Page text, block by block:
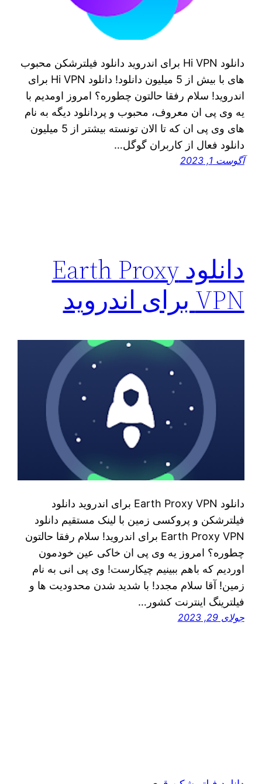
دانلود Hi VPN برای اندروید دانلود فیلترشکن محبوب
های با بیش از 5 میلیون دانلود! دانلود Hi VPN برای
اندروید! سلام رفقا حالتون چطوره؟ امروز اومدیم با
یه وی پی ان معروف، محبوب و پردانلود دیگه به نام
های وی پی ان که تا الان تونسته بیشتر از 5 میلیون
دانلود فعال از کاربران گوگل…
آگوست 1, 2023
دانلود Earth Proxy
VPN برای اندروید
دانلود Earth Proxy VPN برای اندروید دانلود
فیلترشکن و پروکسی زمین با لینک مستقیم دانلود
Earth Proxy VPN برای اندروید! سلام رفقا حالتون
چطوره؟ امروز یه وی پی ان خاکی عین خودمون
اوردیم که باهم ببینیم چیکارست! وی پی انی به نام
زمین! آقا سلام مجدد! با شدید شدن محدودیت ها و
فیلترینگ اینترنت کشور…
جولای 29, 2023